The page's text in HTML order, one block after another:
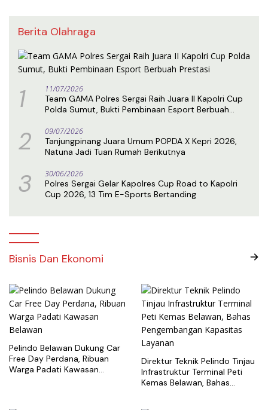
Berita Olahraga
1 11/07/2026
Team GAMA Polres Sergai Raih Juara II Kapolri Cup
Polda Sumut, Bukti Pembinaan Esport Berbuah
2 09/07/2026
Tanjungpinang Juara Umum POPDA X Kepri 2026,
Natuna Jadi Tuan Rumah Berikutnya
3 30/06/2026
Polres Sergai Gelar Kapolres Cup Road to Kapolri
Cup 2026, 13 Tim E-Sports Bertanding
Bisnis Dan Ekonomi
Pelindo Belawan Dukung Car
Free Day Perdana, Ribuan
Warga Padati Kawasan
Direktur Teknik Pelindo Tinjau
Infrastruktur Terminal Peti
Kemas Belawan, Bahas